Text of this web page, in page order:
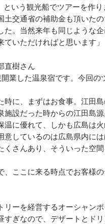
という観光船でツアーを作
交通省の補助金も頂いたの
。当然来年も同じような
いただければと思います」
直樹さん
業した温泉宿です。今回の
に、まずはお食事。江田
施設だった時からの江田島
温に優れて、しかも広島は
意しているのは広島県内に
くさんあり、そういった空
ここに来る時点でお客様
リーを経営するオーシャン
ぎなので、デザートとド